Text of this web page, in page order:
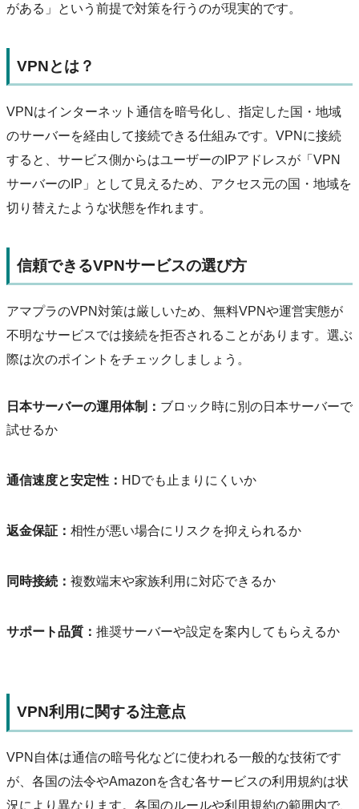
がある」という前提で対策を行うのが現実的です。
VPNとは？
VPNはインターネット通信を暗号化し、指定した国・地域
のサーバーを経由して接続できる仕組みです。VPNに接続
すると、サービス側からはユーザーのIPアドレスが「VPN
サーバーのIP」として見えるため、アクセス元の国・地域を
切り替えたような状態を作れます。
信頼できるVPNサービスの選び方
アマプラのVPN対策は厳しいため、無料VPNや運営実態が
不明なサービスでは接続を拒否されることがあります。選ぶ
際は次のポイントをチェックしましょう。
日本サーバーの運用体制： ブロック時に別の日本サーバーで
試せるか
通信速度と安定性： HDでも止まりにくいか
返金保証： 相性が悪い場合にリスクを抑えられるか
同時接続： 複数端末や家族利用に対応できるか
サポート品質： 推奨サーバーや設定を案内してもらえるか
VPN利用に関する注意点
VPN自体は通信の暗号化などに使われる一般的な技術です
が、各国の法令やAmazonを含む各サービスの利用規約は状
況により異なります。各国のルールや利用規約の範囲内で、